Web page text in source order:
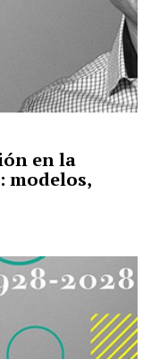
en la
modelos,